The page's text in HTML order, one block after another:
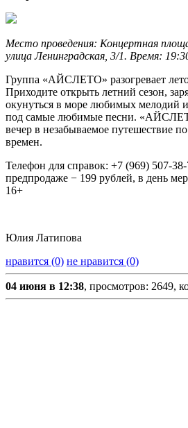
Место проведения: Концертная
улица Ленинградская, 3/1. Время:
Группа «АЙСЛЕТО» разогревает
Приходите открыть летний сезон,
окунуться в море любимых мелодий и
под самые любимые песни.
вечер в незабываемое путешествие
времен.
Телефон для справок: +7 (969) 507-
предпродаже − 199 рублей, в день
16+
Юлия Латипова
нравится (0) не нравится (0)
04 июня в 12:38, просмотров: 2649,